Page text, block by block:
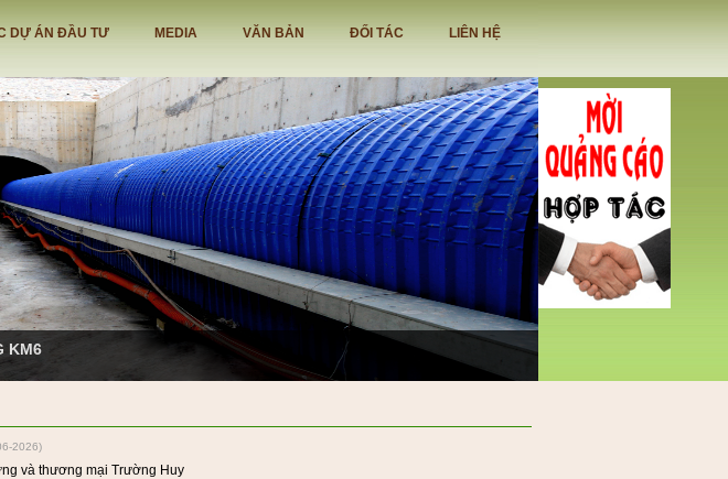
DỰ ÁN ĐẦU TƯ MEDIA VĂN BẢN ĐỐI TÁC LIÊN HỆ
KM6
2026)
và thương mại Trường Huy